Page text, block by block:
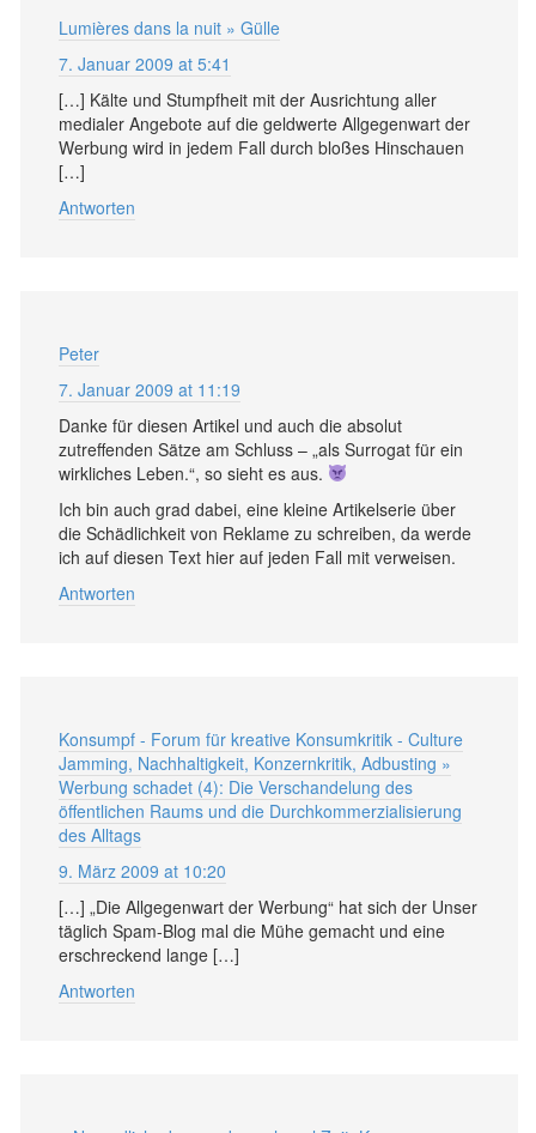
Lumières dans la nuit » Gülle
7. Januar 2009 at 5:41
[…] Kälte und Stumpfheit mit der Ausrichtung aller
medialer Angebote auf die geldwerte Allgegenwart der
Werbung wird in jedem Fall durch bloßes Hinschauen
[…]
Antworten
Peter
7. Januar 2009 at 11:19
Danke für diesen Artikel und auch die absolut
zutreffenden Sätze am Schluss – „als Surrogat für ein
wirkliches Leben.“, so sieht es aus.
Ich bin auch grad dabei, eine kleine Artikelserie über
die Schädlichkeit von Reklame zu schreiben, da werde
ich auf diesen Text hier auf jeden Fall mit verweisen.
Antworten
Konsumpf - Forum für kreative Konsumkritik - Culture
Jamming, Nachhaltigkeit, Konzernkritik, Adbusting »
Werbung schadet (4): Die Verschandelung des
öffentlichen Raums und die Durchkommerzialisierung
des Alltags
9. März 2009 at 10:20
[…] „Die Allgegenwart der Werbung“ hat sich der Unser
täglich Spam-Blog mal die Mühe gemacht und eine
erschreckend lange […]
Antworten